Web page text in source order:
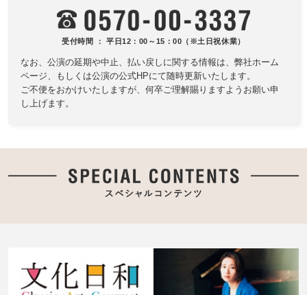
受付時間 ： 平日12：00～15：00（※土日祝休業）
なお、公演の延期や中止、払い戻しに関する情報は、 弊社ホーム
ページ、もしくは公演の公式HPにて随時更新いたします。
ご不便をおかけいたしますが、何卒ご理解賜りますようお願い申
し上げます。